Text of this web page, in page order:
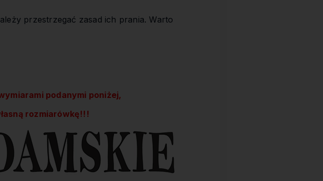
przestrzegać zasad ich prania. Warto
podanymi poniżej,
rozmiarówkę!!!